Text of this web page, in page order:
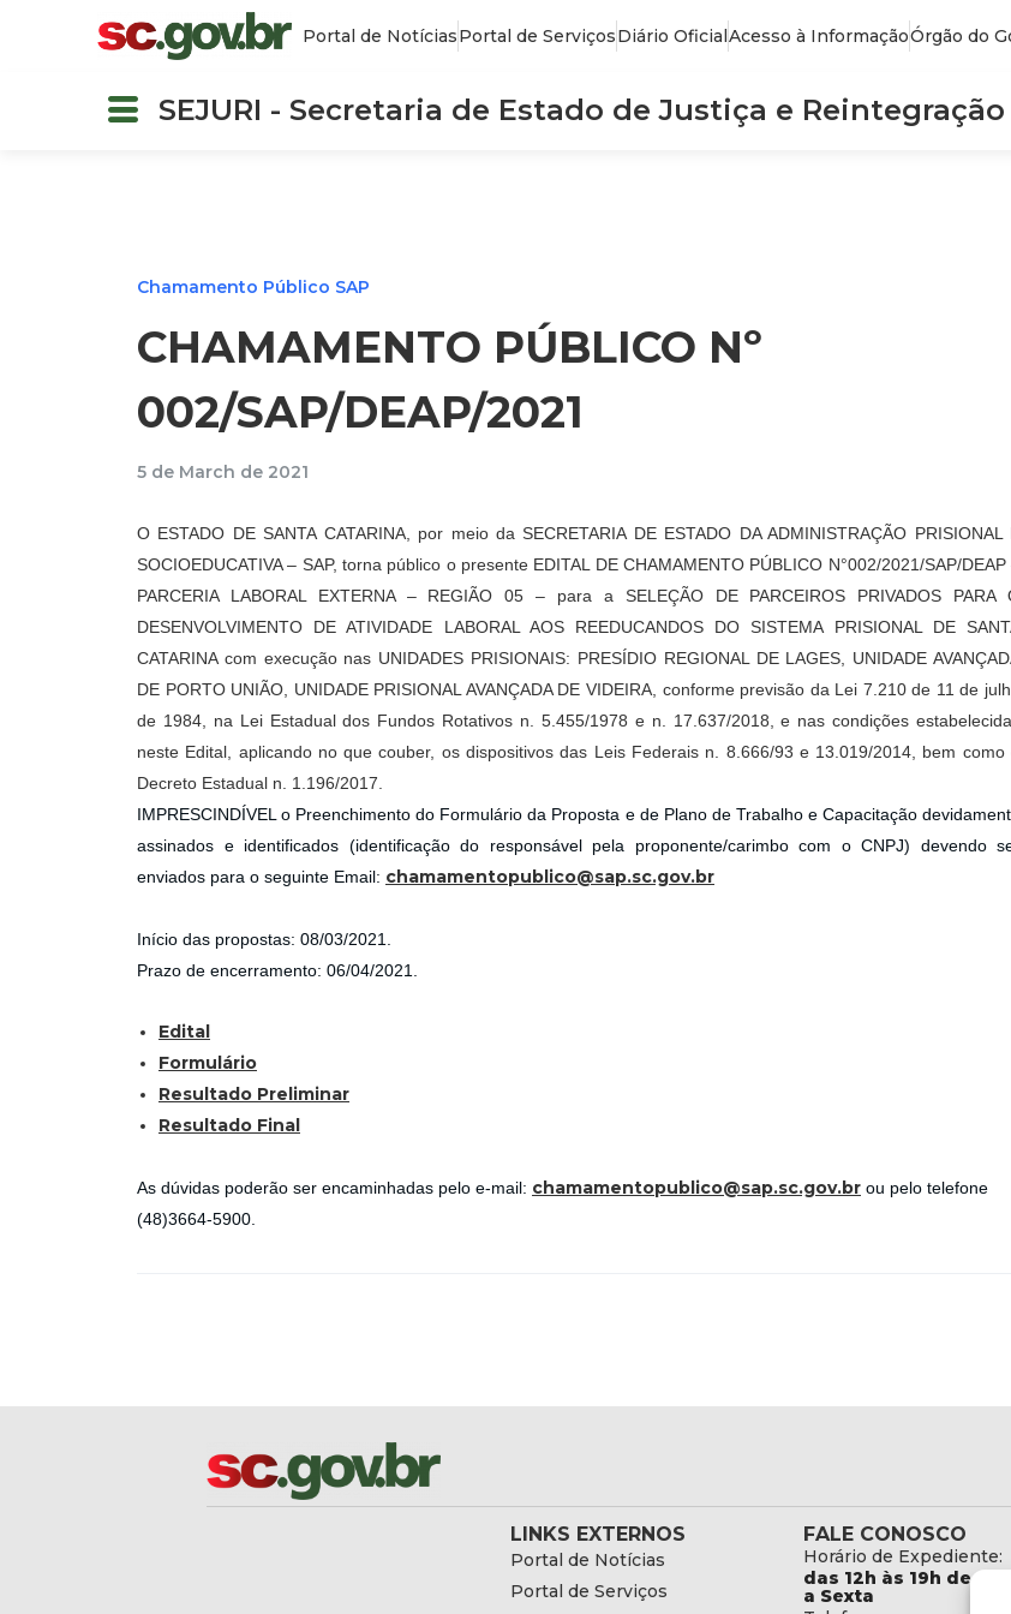
Portal de NotíciasPortal de ServiçosDiário OficialAcesso à InformaçãoÓrgão do
SEJURI - Secretaria de Estado de Justiça e Reintegração
Chamamento Público SAP
CHAMAMENTO PÚBLICO Nº
002/SAP/DEAP/2021
5 de March de 2021
O ESTADO DE SANTA CATARINA, por meio da SECRETARIA DE ESTADO DA ADMINISTRAÇÃO PRISIONAL
SOCIOEDUCATIVA – SAP, torna público o presente EDITAL DE CHAMAMENTO PÚBLICO N°002/2021/SAP/DEAP
PARCERIA LABORAL EXTERNA – REGIÃO 05 – para a SELEÇÃO DE PARCEIROS PRIVADOS PARA
DESENVOLVIMENTO DE ATIVIDADE LABORAL AOS REEDUCANDOS DO SISTEMA PRISIONAL DE
CATARINA com execução nas UNIDADES PRISIONAIS: PRESÍDIO REGIONAL DE LAGES, UNIDADE
DE PORTO UNIÃO, UNIDADE PRISIONAL AVANÇADA DE VIDEIRA, conforme previsão da Lei 7.210 de 11 de
de 1984, na Lei Estadual dos Fundos Rotativos n. 5.455/1978 e n. 17.637/2018, e nas condições
neste Edital, aplicando no que couber, os dispositivos das Leis Federais n. 8.666/93 e 13.019/2014, bem como
Decreto Estadual n. 1.196/2017.
IMPRESCINDÍVEL o Preenchimento do Formulário da Proposta e de Plano de Trabalho e Capacitação
assinados e identificados (identificação do responsável pela proponente/carimbo com o CNPJ) devendo
enviados para o seguinte Email: chamamentopublico@sap.sc.gov.br
Início das propostas: 08/03/2021.
Prazo de encerramento: 06/04/2021.
Edital
Formulário
Resultado Preliminar
Resultado Final
As dúvidas poderão ser encaminhadas pelo e-mail: chamamentopublico@sap.sc.gov.br ou pelo telefone
(48)3664-5900.
LINKS EXTERNOS
Portal de Notícias
Portal de Serviços
FALE CONOSCO
Horário de Expediente:
das 12h às 19h de
a Sexta